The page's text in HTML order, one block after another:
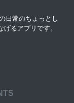
日常のちょっとし
るアプリです。